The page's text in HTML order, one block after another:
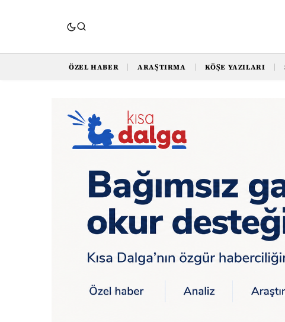
ÖZEL HABER ARAŞTIRMA KÖŞE YAZILARI